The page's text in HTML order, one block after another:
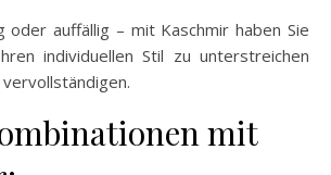
oder auffällig – mit Kaschmir haben Sie
individuellen Stil zu unterstreichen
mit